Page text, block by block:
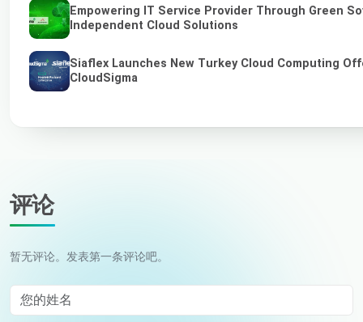
Empowering IT Service Provider Through Green
Independent Cloud Solutions
Siaflex Launches New Turkey Cloud Computing
CloudSigma
评论
暂无评论。发表第一条评论吧。
您的姓名